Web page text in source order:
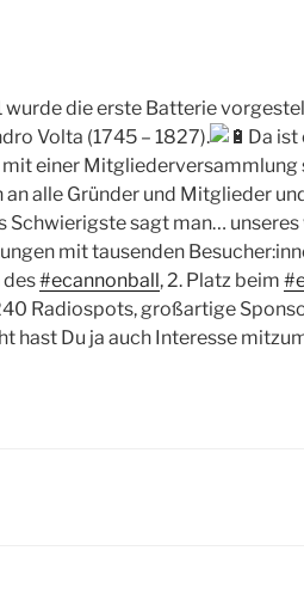
wurde die erste Batterie
Volta (1745 – 1827).
Da ist
mit einer Mitgliederversammlung
alle Gründer und Mitglieder
Schwierigste sagt man…
mit tausenden
des#ecannonball, 2. Platz beim
Radiospots, großartige
hast Du ja auch Interesse